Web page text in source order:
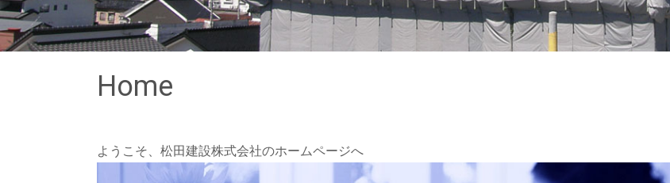
Home
ようこそ、松田建設株式会社のホームページへ